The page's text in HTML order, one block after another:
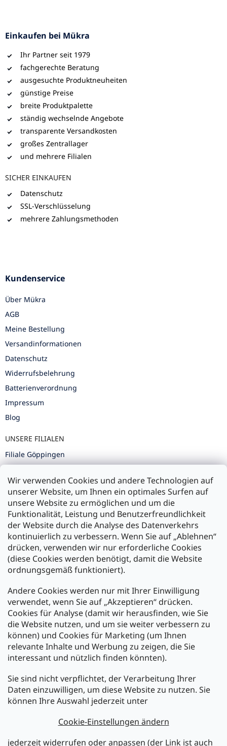
Wir verwenden Cookies und andere Technologien auf
unserer Website, um Ihnen ein optimales Surfen auf
unsere Website zu ermöglichen und um die
Funktionalität, Leistung und Benutzerfreundlichkeit
der Website durch die Analyse des Datenverkehrs
kontinuierlich zu verbessern. Wenn Sie auf „Ablehnen“
drücken, verwenden wir nur erforderliche Cookies
(diese Cookies werden benötigt, damit die Website
ordnungsgemäß funktioniert).
Andere Cookies werden nur mit Ihrer Einwilligung
verwendet, wenn Sie auf „Akzeptieren“ drücken.
Cookies für Analyse (damit wir herausfinden, wie Sie
die Website nutzen, und um sie weiter verbessern zu
können) und Cookies für Marketing (um Ihnen
relevante Inhalte und Werbung zu zeigen, die Sie
interessant und nützlich finden könnten).
Sie sind nicht verpflichtet, der Verarbeitung Ihrer
Daten einzuwilligen, um diese Website zu nutzen. Sie
können Ihre Auswahl jederzeit unter
Cookie-Einstellungen ändern
jederzeit widerrufen oder anpassen (der Link ist auch
Einkaufen bei Mükra
Ihr Partner seit 1979
fachgerechte Beratung
ausgesuchte Produktneuheiten
günstige Preise
breite Produktpalette
ständig wechselnde Angebote
transparente Versandkosten
großes Zentrallager
und mehrere Filialen
SICHER EINKAUFEN
Datenschutz
SSL-Verschlüsselung
mehrere Zahlungsmethoden
Kundenservice
Über Mükra
AGB
Meine Bestellung
Versandinformationen
Datenschutz
Widerrufsbelehrung
Batterienverordnung
Impressum
Blog
UNSERE FILIALEN
Filiale Göppingen
Filiale Ulm
Zahlung und Versand
Versand mit:
Zahlarten:
Newsletter abonnieren
Legen Sie Ihre E-Mail ein und wir werden Ihnen Informationen
über neue Produkte in unserem E-Shop zusenden.
E-Mail